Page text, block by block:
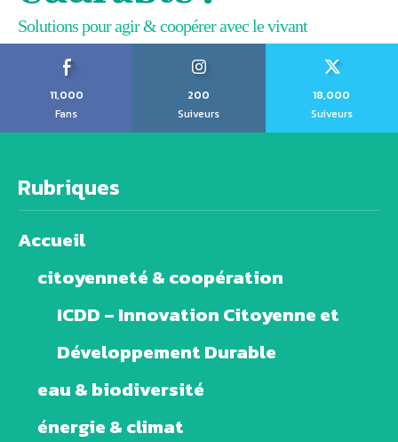
Solutions pour agir & coopérer avec le vivant
11,000
Fans
200
Suiveurs
18,000
Suiveurs
Rubriques
Accueil
citoyenneté & coopération
ICDD – Innovation Citoyenne et
Développement Durable
eau & biodiversité
énergie & climat